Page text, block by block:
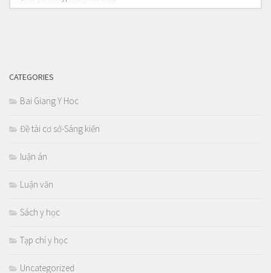
CATEGORIES
Bai Giang Y Hoc
Đề tài cơ sở-Sáng kiến
luận án
Luận văn
Sách y học
Tạp chí y học
Uncategorized